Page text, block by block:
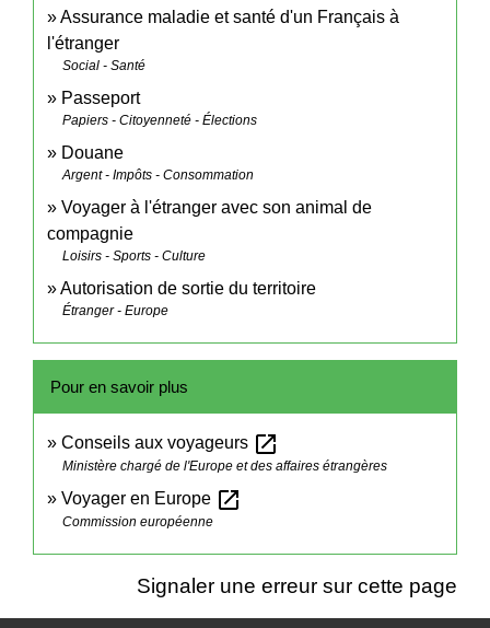
Assurance maladie et santé d'un Français à
l'étranger
Social - Santé
Passeport
Papiers - Citoyenneté - Élections
Douane
Argent - Impôts - Consommation
Voyager à l'étranger avec son animal de
compagnie
Loisirs - Sports - Culture
Autorisation de sortie du territoire
Étranger - Europe
Pour en savoir plus
Conseils aux voyageurs open_in_new
Ministère chargé de l'Europe et des affaires étrangères
Voyager en Europe open_in_new
Commission européenne
Signaler une erreur sur cette page